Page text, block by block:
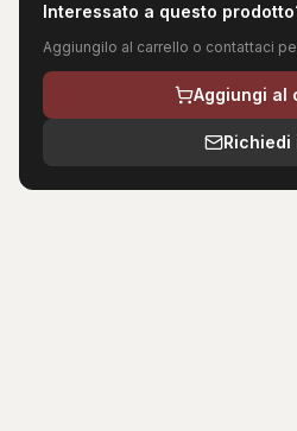
Interessato a questo
Aggiungilo al carrello o contattaci
Aggiungi al
Richiedi